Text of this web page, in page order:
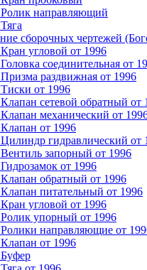
направляющий
сборочных чертежей
угловой от 1996
соединительная от
раздвижная от 1996
от 1996
сетевой обратный от
механический от
от 1996
гидравлический от
запорный от 1996
от 1996
обратный от 1996
питательный от 1996
угловой от 1996
упорный от 1996
направляющие от
от 1996